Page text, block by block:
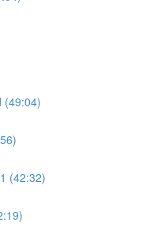
(49:04)
(42:32)